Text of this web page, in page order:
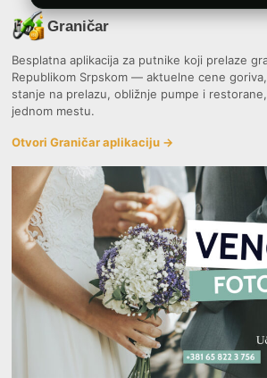
Graničar
Besplatna aplikacija za putnike koji prelaze
Republikom Srpskom — aktuelne cene
stanje na prelazu, obližnje pumpe i
jednom mestu.
Otvori Graničar aplikaciju →